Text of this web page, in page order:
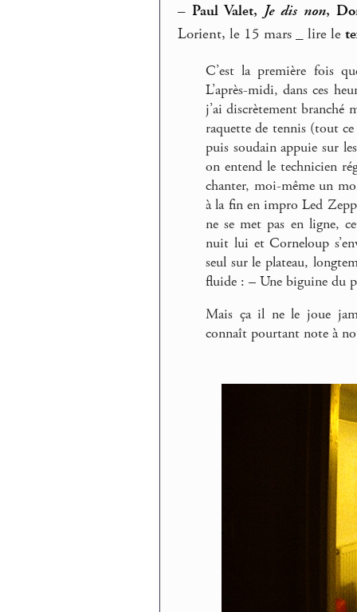
– Paul Valet, Je dis non,
Lorient, le 15 mars _ lire le
C’est la première fois
L’après-midi, dans ces
j’ai discrètement branché
raquette de tennis (tout
puis soudain appuie sur
on entend le technicien
chanter, moi-même un
à la fin en impro Led
ne se met pas en ligne,
nuit lui et Corneloup
seul sur le plateau,
fluide : – Une biguine du
Mais ça il ne le joue
connaît pourtant note à